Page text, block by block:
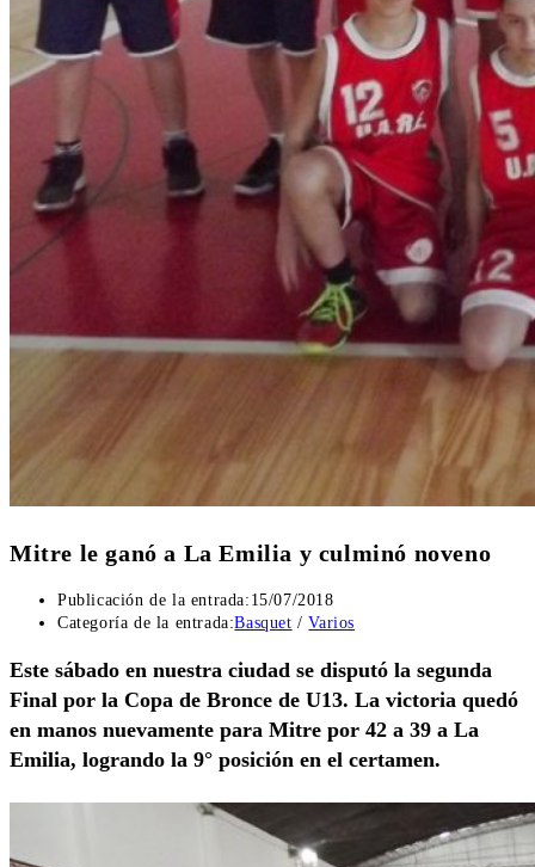
Mitre le ganó a La Emilia y culminó noveno
Publicación de la entrada: 15/07/2018
Categoría de la entrada:Basquet / Varios
Este sábado en nuestra ciudad se disputó la segunda
Final por la Copa de Bronce de U13. La victoria quedó
en manos nuevamente para Mitre por 42 a 39 a La
Emilia, logrando la 9° posición en el certamen.